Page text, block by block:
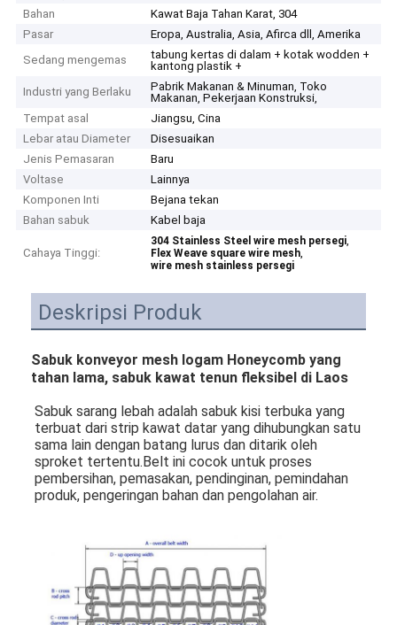
Bahan
Kawat Baja Tahan Karat, 304
Pasar
Eropa, Australia, Asia, Afirca dll, Amerika
Sedang mengemas
tabung kertas di dalam + kotak wodden +
kantong plastik +
Industri yang Berlaku
Pabrik Makanan & Minuman, Toko
Makanan, Pekerjaan Konstruksi,
Tempat asal
Jiangsu, Cina
Lebar atau Diameter
Disesuaikan
Jenis Pemasaran
Baru
Voltase
Lainnya
Komponen Inti
Bejana tekan
Bahan sabuk
Kabel baja
Cahaya Tinggi:
304 Stainless Steel wire mesh persegi,
Flex Weave square wire mesh,
wire mesh stainless persegi
Deskripsi Produk
Sabuk konveyor mesh logam Honeycomb yang
tahan lama, sabuk kawat tenun fleksibel di Laos
Sabuk sarang lebah adalah sabuk kisi terbuka yang
terbuat dari strip kawat datar yang dihubungkan satu
sama lain dengan batang lurus dan ditarik oleh
sproket tertentu.Belt ini cocok untuk proses
pembersihan, pemasakan, pendinginan, pemindahan
produk, pengeringan bahan dan pengolahan air.